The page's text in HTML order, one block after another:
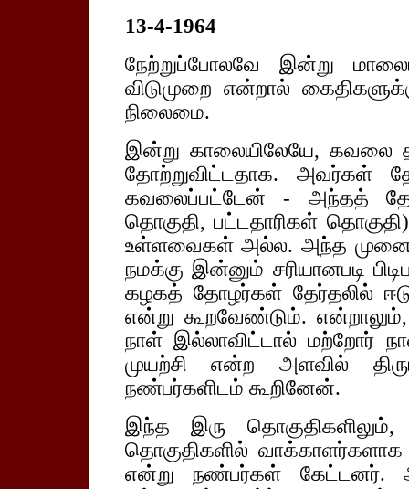
13-4-1964
நேற்றுப்போலவே இன்று
விடுமுறை என்றால்
நிலைமை.
இன்று காலையிலேயே, கவலை
தோற்றுவிட்டதாக. அவர்கள்
கவலைப்பட்டேன் - அந்தத்
தொகுதி, பட்டதாரிகள்
உள்ளவைகள் அல்ல. அந்த
நமக்கு இன்னும் சரியானபடி
கழகத் தோழர்கள் தேர்தலில்
என்று கூறவேண்டும்.
நாள் இல்லாவிட்டால் மற்றோர்
முயற்சி என்ற அளவில்
நண்பர்களிடம் கூறினேன்.
இந்த இரு தொகுதிகளிலும்,
தொகுதிகளில்
என்று நண்பர்கள் கேட்டனர்.